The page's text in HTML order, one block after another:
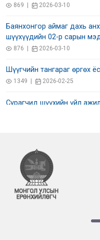
869 | 2026-03-10
Баянхонгор аймаг дахь
шүүхүүдийн 02-р сарын
876 | 2026-03-10
Шүүгчийн тангараг өргөх
1349 | 2026-02-25
Сурагчид шүүхийн үйл
Шинээр томилогдсон
1302 | 2026-01-09
Ахмад шүүгч шагнуулав